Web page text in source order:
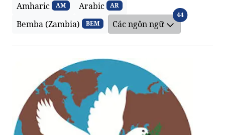
Amharic AM Arabic AR
Bemba (Zambia) BEM Các ngôn ngữ
44Các ngôn ngữ